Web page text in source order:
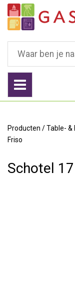
Producten /Table- &
Friso
Schotel